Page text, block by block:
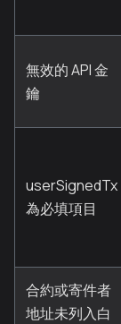
無效的 API 金
鑰
userSignedTx
為必填項目
合約或寄件者
地址未列入白